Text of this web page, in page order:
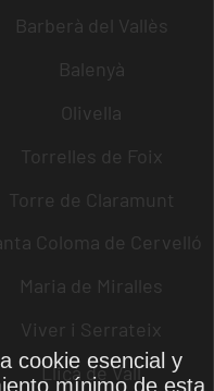
Barberà del Vallès
Balenyà
Olivella
Torrelles de Foix
Torre de Claramunt
Coloma de Cervelló
Maria de Miralles
Viver i Serrateix
Lliçà de Vall
cookie esencial y
mínimo de esta